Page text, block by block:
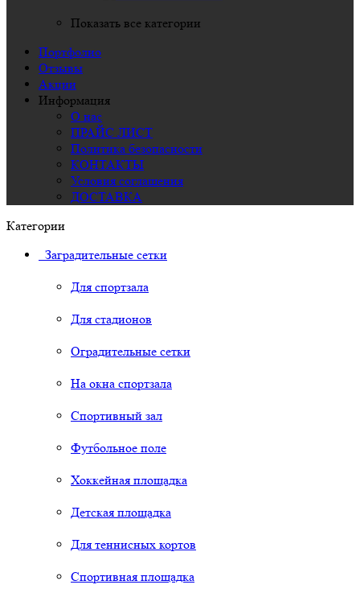
Показать все категории
Портфолио
Отзывы
Акции
Информация
О нас
ПРАЙС ЛИСТ
Политика безопасности
КОНТАКТЫ
Условия соглашения
ДОСТАВКА
Категории
Заградительные сетки
Для спортзала
Для стадионов
Оградительные сетки
На окна спортзала
Спортивный зал
Футбольное поле
Хоккейная площадка
Детская площадка
Для теннисных кортов
Спортивная площадка